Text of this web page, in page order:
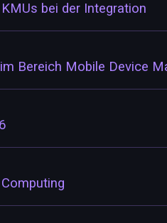
bei der Integration
Bereich Mobile Device